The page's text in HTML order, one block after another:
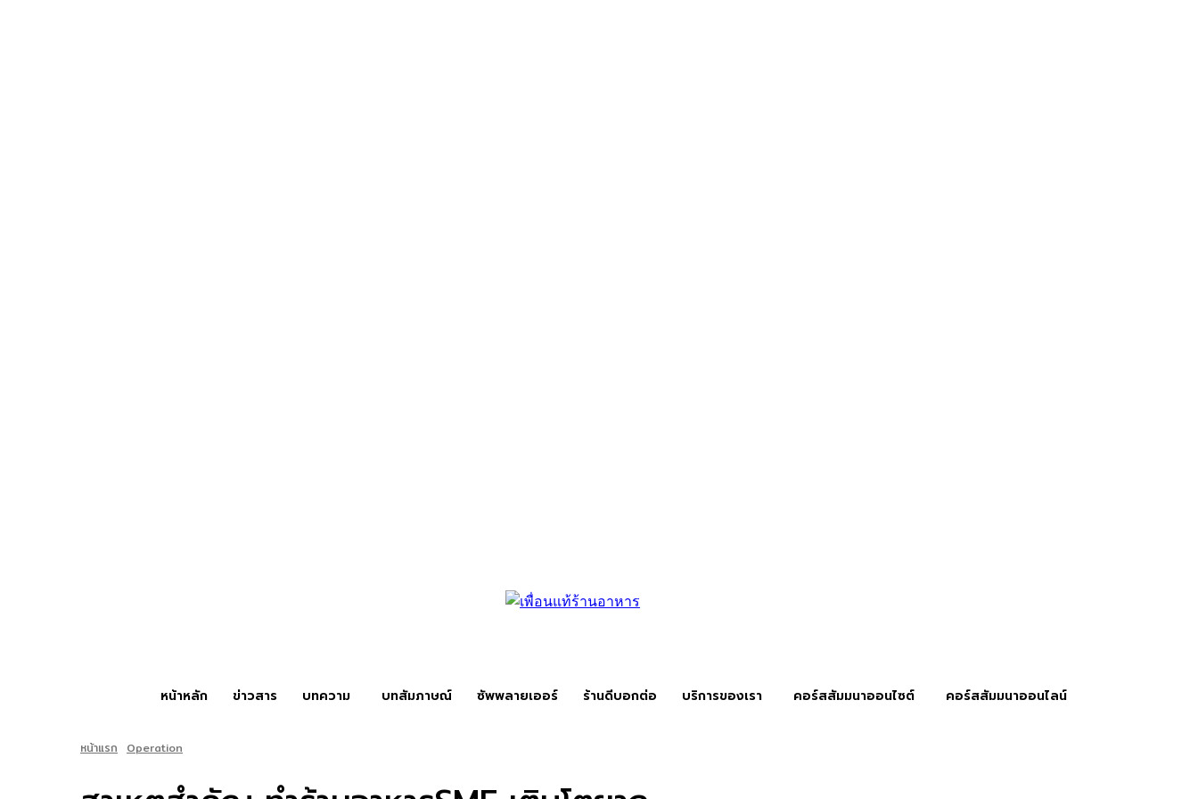
หน้าหลัก ข่าวสาร บทความ บทสัมภาษณ์ ซัพพลายเออร์ ร้านดีบอกต่อ บริการของเรา คอร์สสัมมนาออนไซต์ คอร์สสัมมนาออนไลน์
หน้าแรก Operation